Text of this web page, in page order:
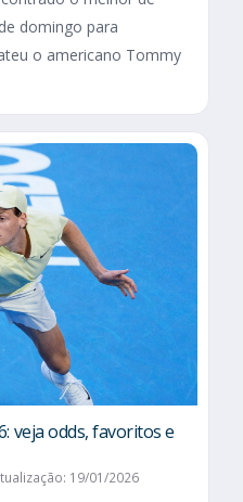
domingo para
o americano Tommy
veja odds, favoritos e
19/01/2026